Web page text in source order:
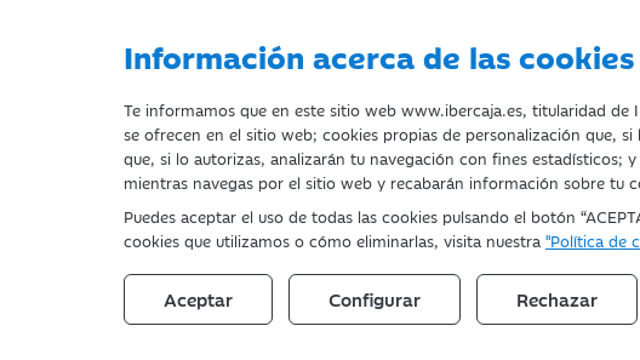
Información acerca de las
Te informamos que en este sitio web www.ibercaja.es, titularidad de
se ofrecen en el sitio web; cookies propias de personalización que,
que, si lo autorizas, analizarán tu navegación con fines estadísticos;
mientras navegas por el sitio web y recabarán información sobre
Puedes aceptar el uso de todas las cookies pulsando el botón
cookies que utilizamos o cómo eliminarlas, visita nuestra "Política de
Aceptar Configurar Rechazar
Fecha de Edición: 07/08/2026
©Ibercaja Banco, S.A. - IBERCAJA - NIF. A-
Entidad de Crédito inscrita en el Registro